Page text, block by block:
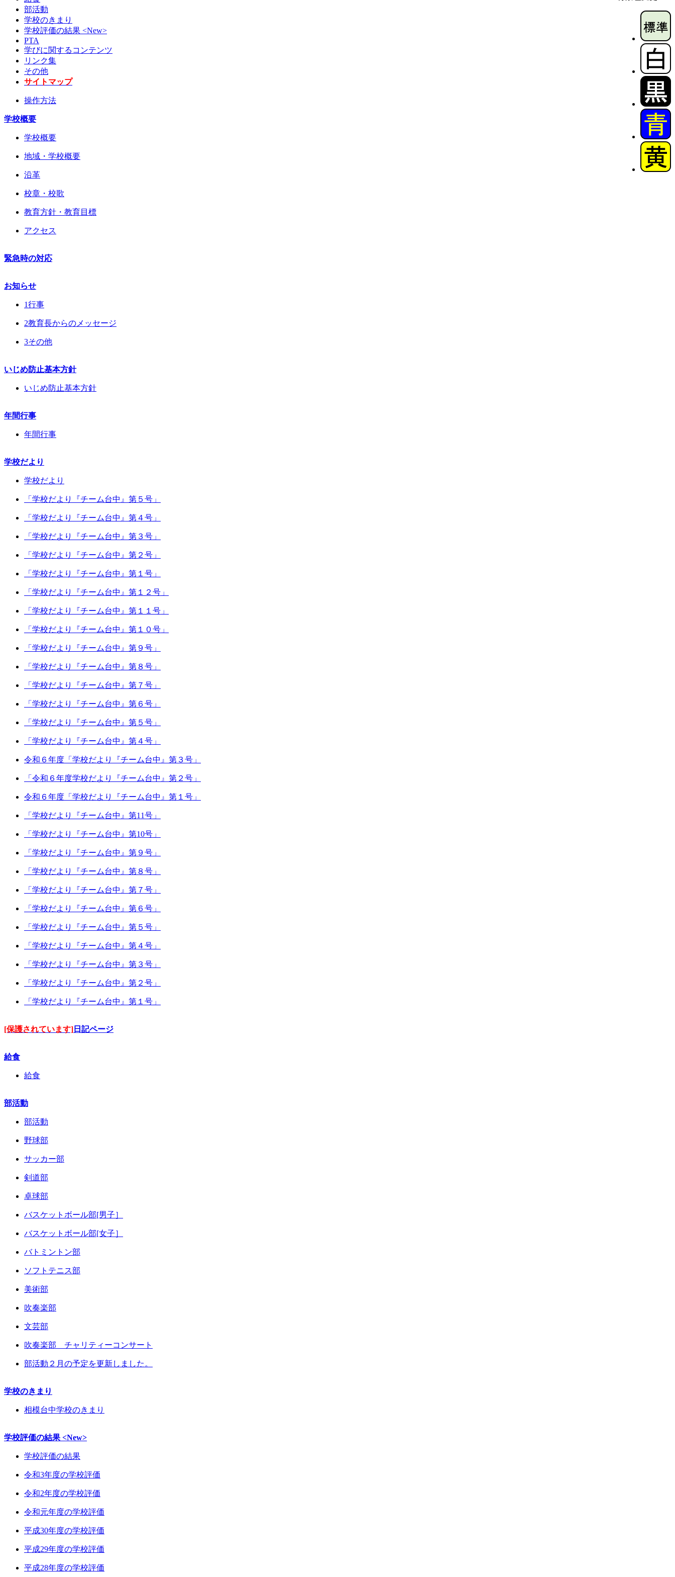
部活動
学校のきまり
学校評価の結果 <New>
PTA
学びに関するコンテンツ
リンク集
その他
サイトマップ
操作方法
学校概要
学校概要
地域・学校概要
沿革
校章・校歌
教育方針・教育目標
アクセス
緊急時の対応
お知らせ
1行事
2教育長からのメッセージ
3その他
いじめ防止基本方針
いじめ防止基本方針
年間行事
年間行事
学校だより
学校だより
「学校だより『チーム台中』第５号」
「学校だより『チーム台中』第４号」
「学校だより『チーム台中』第３号」
「学校だより『チーム台中』第２号」
「学校だより『チーム台中』第１号」
「学校だより『チーム台中』第１２号」
「学校だより『チーム台中』第１１号」
「学校だより『チーム台中』第１０号」
「学校だより『チーム台中』第９号」
「学校だより『チーム台中』第８号」
「学校だより『チーム台中』第７号」
「学校だより『チーム台中』第６号」
「学校だより『チーム台中』第５号」
「学校だより『チーム台中』第４号」
令和６年度「学校だより『チーム台中』第３号」
「令和６年度学校だより『チーム台中』第２号」
令和６年度「学校だより『チーム台中』第１号」
「学校だより『チーム台中』第11号」
「学校だより『チーム台中』第10号」
「学校だより『チーム台中』第９号」
「学校だより『チーム台中』第８号」
「学校だより『チーム台中』第７号」
「学校だより『チーム台中』第６号」
「学校だより『チーム台中』第５号」
「学校だより『チーム台中』第４号」
「学校だより『チーム台中』第３号」
「学校だより『チーム台中』第２号」
「学校だより『チーム台中』第１号」
[保護されています] 日記ページ
給食
給食
部活動
部活動
野球部
サッカー部
剣道部
卓球部
バスケットボール部[男子］
バスケットボール部[女子］
バトミントン部
ソフトテニス部
美術部
吹奏楽部
文芸部
吹奏楽部 チャリティーコンサート
部活動２月の予定を更新しました。
学校のきまり
相模台中学校のきまり
学校評価の結果 <New>
学校評価の結果
令和3年度の学校評価
令和2年度の学校評価
令和元年度の学校評価
平成30年度の学校評価
平成29年度の学校評価
平成28年度の学校評価